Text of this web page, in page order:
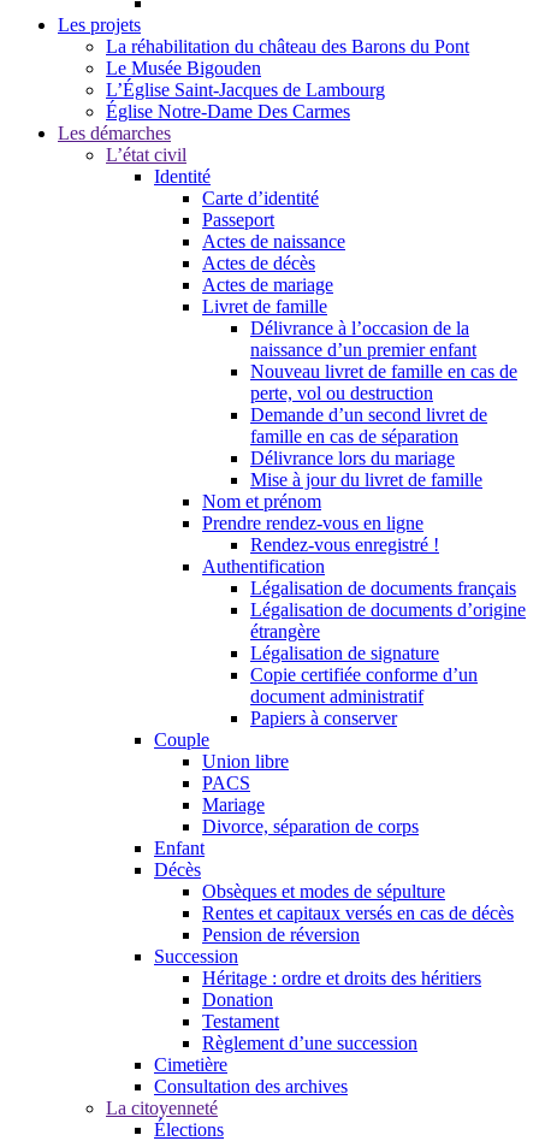
Les projets
La réhabilitation du château des Barons du Pont
Le Musée Bigouden
L’Église Saint-Jacques de Lambourg
Église Notre-Dame Des Carmes
Les démarches
L’état civil
Identité
Carte d’identité
Passeport
Actes de naissance
Actes de décès
Actes de mariage
Livret de famille
Délivrance à l’occasion de la
naissance d’un premier enfant
Nouveau livret de famille en cas de
perte, vol ou destruction
Demande d’un second livret de
famille en cas de séparation
Délivrance lors du mariage
Mise à jour du livret de famille
Nom et prénom
Prendre rendez-vous en ligne
Rendez-vous enregistré !
Authentification
Légalisation de documents français
Légalisation de documents d’origine
étrangère
Légalisation de signature
Copie certifiée conforme d’un
document administratif
Papiers à conserver
Couple
Union libre
PACS
Mariage
Divorce, séparation de corps
Enfant
Décès
Obsèques et modes de sépulture
Rentes et capitaux versés en cas de décès
Pension de réversion
Succession
Héritage : ordre et droits des héritiers
Donation
Testament
Règlement d’une succession
Cimetière
Consultation des archives
La citoyenneté
Élections